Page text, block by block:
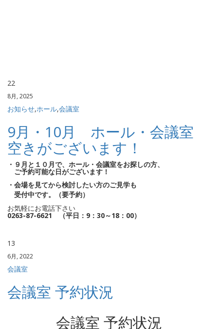
22
8月, 2025
お知らせ,ホール,会議室
9月・10月 ホール・会議室
空きがございます！
・９月と１０月で、ホール・会議室をお探しの方、
ご予約可能な日がございます！
・会場を見てから検討したい方のご見学も
受付中です。（要予約）
お気軽にお電話下さい
0263-87-6621 （平日：9：30～18：00）
13
6月, 2022
会議室
会議室 予約状況
会議室 予約状況